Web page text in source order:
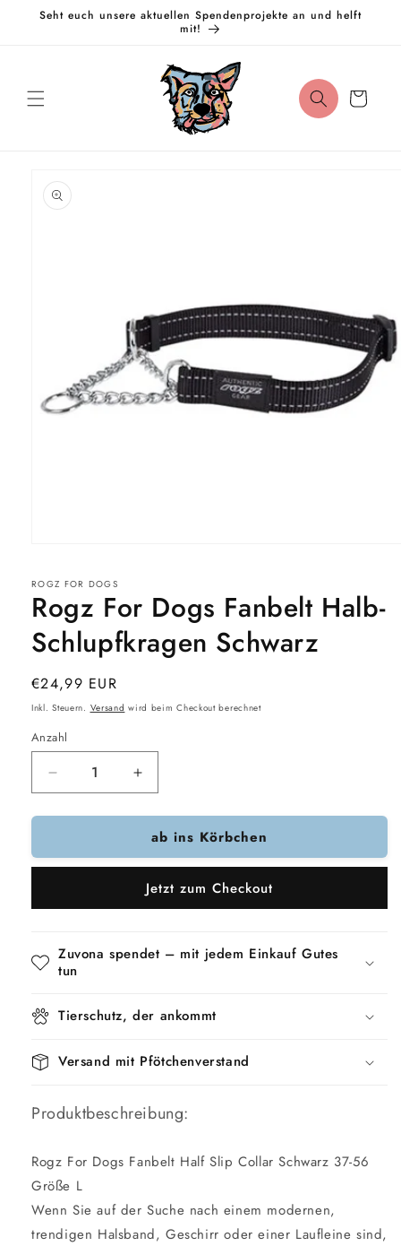
zum
Seht euch unsere aktuellen Spendenprojekte an und helft
mit!
Warenkorb
Modal
öffnen
ROGZ FOR DOGS
Rogz For Dogs Fanbelt Halb-
Schlupfkragen Schwarz
Normaler
Preis
€24,99 EUR
Inkl. Steuern. Versand wird beim Checkout berechnet
Anzahl
Verringere
die
Menge
Rogz
Fanbelt
Schlupfkragen
Schwarz
Erhöhe
die
Menge
für
Rogz
Dogs
Fanbelt
Schlupfkragen
ab ins Körbchen
Jetzt zum Checkout
Zuvona spendet – mit jedem Einkauf Gutes
tun
Tierschutz, der ankommt
Versand mit Pfötchenverstand
Produktbeschreibung:
Rogz For Dogs Fanbelt Half Slip Collar Schwarz 37-56
Größe L
Wenn Sie auf der Suche nach einem modernen,
trendigen Halsband, Geschirr oder einer Laufleine sind,